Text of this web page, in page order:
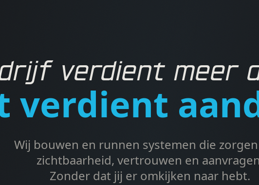
verdient meer
verdient
Wij bouwen en runnen systemen die
zichtbaarheid, vertrouwen en
Zonder dat jij er omkijken naar hebt.